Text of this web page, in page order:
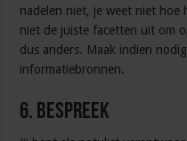
nadelen niet, je weet niet hoe
niet de juiste facetten uit om
dus anders. Maak indien
informatiebronnen.
6. Bespreek